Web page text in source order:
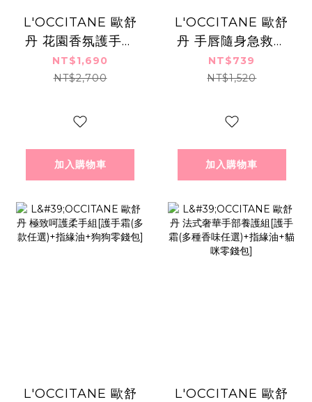
L'OCCITANE 歐舒
丹 花園香氛護手霜
三入組(75mlX3)
[櫻花+白薰衣草+玫
NT$1,690
NT$2,700
加入購物車
L'OCCITANE 歐舒
丹 手唇隨身急救保
濕組-乳油木/櫻花/
玫瑰 [護唇膏+護手
袋]-多組合可選
NT$739
NT$1,520
加入購物車
L'OCCITANE 歐舒
L'OCCITANE 歐舒